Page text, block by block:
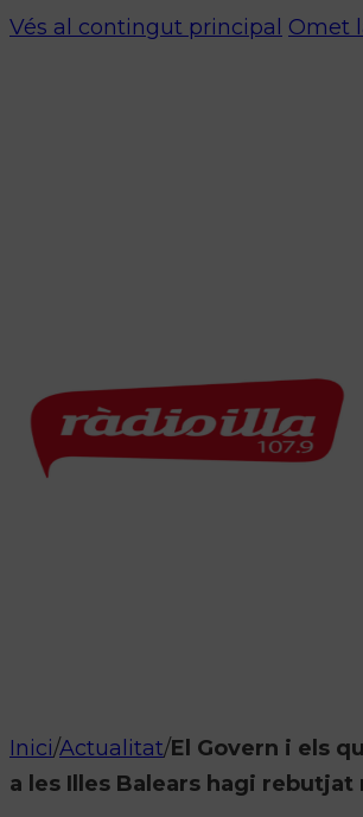
Vés al contingut principal Omet
Inici/Actualitat/El Govern i els
a les Illes Balears hagi